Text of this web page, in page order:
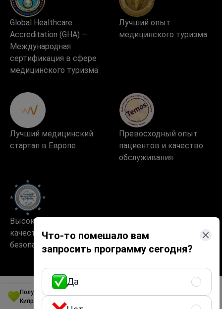
Получите программу по Лазерное удаление рубцов в Республике
Кипр по лучшей цене
Что-то помешало вам
запросить программу сегодня?
Да
Global Healthcare
Accreditation (GHA) —
Международная
сертификация в сфере
медицинского туризма
Лучший опыт
медицинского туризма
Лучший медицинский
стартап в Европе
Превосходный опыт
пациентов и качество
обслуживания
Высокие стандарты
качества и
безопасности